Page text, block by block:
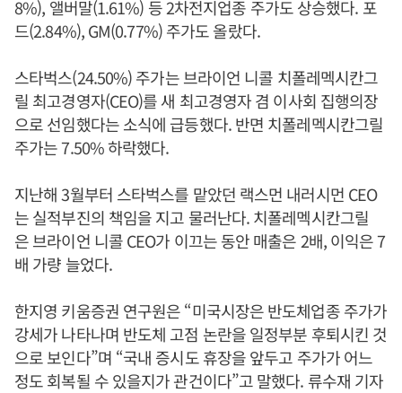
8%), 앨버말(1.61%) 등 2차전지업종 주가도 상승했다. 포
드(2.84%), GM(0.77%) 주가도 올랐다.
스타벅스(24.50%) 주가는 브라이언 니콜 치폴레멕시칸그
릴 최고경영자(CEO)를 새 최고경영자 겸 이사회 집행의장
으로 선임했다는 소식에 급등했다. 반면 치폴레멕시칸그릴
주가는 7.50% 하락했다.
지난해 3월부터 스타벅스를 맡았던 랙스먼 내러시먼 CEO
는 실적부진의 책임을 지고 물러난다. 치폴레멕시칸그릴
은 브라이언 니콜 CEO가 이끄는 동안 매출은 2배, 이익은 7
배 가량 늘었다.
한지영 키움증권 연구원은 “미국시장은 반도체업종 주가가
강세가 나타나며 반도체 고점 논란을 일정부분 후퇴시킨 것
으로 보인다”며 “국내 증시도 휴장을 앞두고 주가가 어느
정도 회복될 수 있을지가 관건이다”고 말했다. 류수재 기자